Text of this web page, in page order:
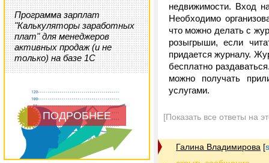
Программа зарплат
"Калькуляторы заработных
плат" для менеджеров
активных продаж (и не
только) на базе 1С
ПОДРОБНЕЕ
недвижимости. Вход
Необходимо
что можно делать с
розыгрыши, если
придается журналу.
бесплатно
можно получать
услугами.
[Показать все ответы на
Галина Владимирова [